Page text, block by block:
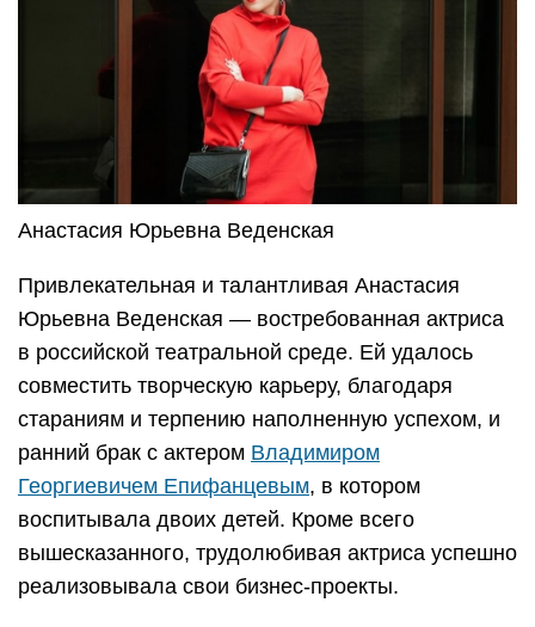
Анастасия Юрьевна Веденская
Привлекательная и талантливая Анастасия
Юрьевна Веденская — востребованная актриса
в российской театральной среде. Ей удалось
совместить творческую карьеру, благодаря
стараниям и терпению наполненную успехом, и
ранний брак с актером Владимиром
Георгиевичем Епифанцевым, в котором
воспитывала двоих детей. Кроме всего
вышесказанного, трудолюбивая актриса успешно
реализовывала свои бизнес-проекты.